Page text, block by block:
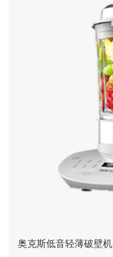
奥克斯低音轻薄破壁机